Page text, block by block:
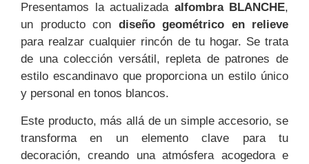
Presentamos la actualizada alfombra BLANCHE,
un producto con diseño geométrico en relieve
para realzar cualquier rincón de tu hogar. Se trata
de una colección versátil, repleta de patrones de
estilo escandinavo que proporciona un estilo único
y personal en tonos blancos.
Este producto, más allá de un simple accesorio, se
transforma en un elemento clave para tu
decoración, creando una atmósfera acogedora e